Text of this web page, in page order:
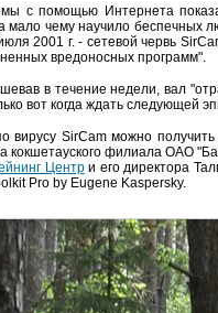
с помощью Интернета
мало чему научило беспечных
2001 г. - сетевой червь
вредоносных программ".
в течение недели, вал
вот когда ждать следующей
SirCam можно
кокшетауского филиала ОАО
Центри его директора
Pro by Eugene Kaspersky.